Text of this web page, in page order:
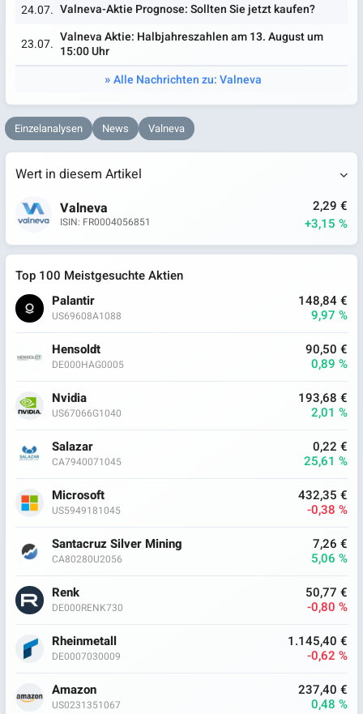
24.07. Valneva-Aktie Prognose: Sollten Sie jetzt kaufen?
23.07. Valneva Aktie: Halbjahreszahlen am 13. August um
15:00 Uhr
Alle Nachrichten zu: Valneva
Einzelanalysen News Valneva
Wert in diesem Artikel
Valneva
ISIN: FR0004056851
2,29 €
+3,15 %
Top 100 Meistgesuchte Aktien
Palantir
US69608A1088
148,84 €
9,97 %
Hensoldt
DE000HAG0005
90,50 €
0,89 %
Nvidia
US67066G1040
193,68 €
2,01 %
Salazar
CA7940071045
0,22 €
25,61 %
Microsoft
US5949181045
432,35 €
-0,38 %
Santacruz Silver Mining
CA80280U2056
7,26 €
5,06 %
Renk
DE000RENK730
50,77 €
-0,80 %
Rheinmetall
DE0007030009
1.145,40 €
-0,62 %
Amazon
US0231351067
237,40 €
0,48 %